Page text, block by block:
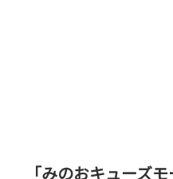
「みのおキューズ